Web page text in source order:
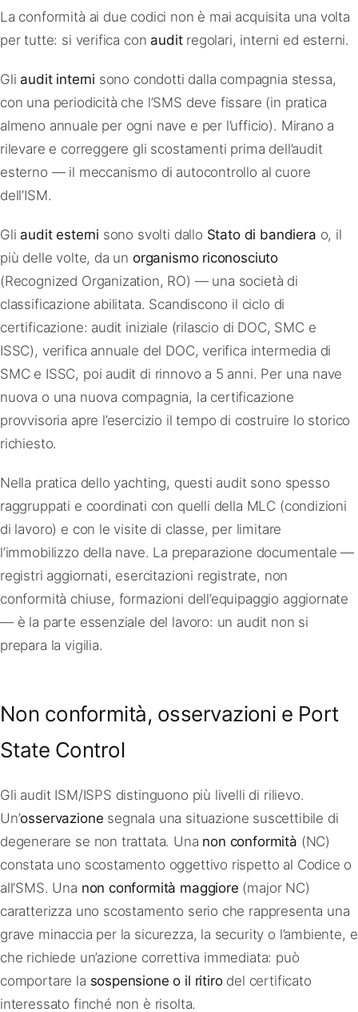
La conformità ai due codici non è mai acquisita una volta
per tutte: si verifica con auditregolari, interni ed esterni.
Gli audit interni sono condotti dalla compagnia stessa,
con una periodicità che l’SMS deve fissare (in pratica
almeno annuale per ogni nave e per l’ufficio). Mirano a
rilevare e correggere gli scostamenti prima dell’audit
esterno — il meccanismo di autocontrollo al cuore
dell’ISM.
Gli audit esterni sono svolti dallo Stato di bandiera o, il
più delle volte, da un organismo riconosciuto
(Recognized Organization, RO) — una società di
classificazione abilitata. Scandiscono il ciclo di
certificazione: audit iniziale (rilascio di DOC, SMC e
ISSC), verifica annuale del DOC, verifica intermedia di
SMC e ISSC, poi audit di rinnovo a 5 anni. Per una nave
nuova o una nuova compagnia, la certificazione
provvisoria apre l’esercizio il tempo di costruire lo storico
richiesto.
Nella pratica dello yachting, questi audit sono spesso
raggruppati e coordinati con quelli della MLC (condizioni
di lavoro) e con le visite di classe, per limitare
l’immobilizzo della nave. La preparazione documentale —
registri aggiornati, esercitazioni registrate, non
conformità chiuse, formazioni dell’equipaggio aggiornate
— è la parte essenziale del lavoro: un audit non si
prepara la vigilia.
Non conformità, osservazioni e Port
State Control
Gli audit ISM/ISPS distinguono più livelli di rilievo.
Un’osservazione segnala una situazione suscettibile di
degenerare se non trattata. Una non conformità (NC)
constata uno scostamento oggettivo rispetto al Codice o
all’SMS. Una non conformità maggiore (major NC)
caratterizza uno scostamento serio che rappresenta una
grave minaccia per la sicurezza, la security o l’ambiente, e
che richiede un’azione correttiva immediata: può
comportare la sospensione o il ritirodel certificato
interessato finché non è risolta.